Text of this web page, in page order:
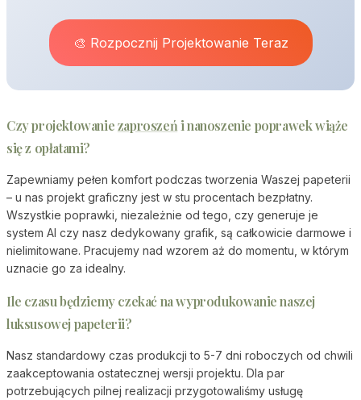
🎨 Rozpocznij Projektowanie Teraz
Czy projektowaniezaproszeńi nanoszenie poprawek wiąże
się z opłatami?
Zapewniamy pełen komfort podczas tworzenia Waszej papeterii
– u nas projekt graficzny jest w stu procentach bezpłatny.
Wszystkie poprawki, niezależnie od tego, czy generuje je
system AI czy nasz dedykowany grafik, są całkowicie darmowe i
nielimitowane. Pracujemy nad wzorem aż do momentu, w którym
uznacie go za idealny.
Ile czasu będziemy czekać na wyprodukowanie naszej
luksusowej papeterii?
Nasz standardowy czas produkcji to 5-7 dni roboczych od chwili
zaakceptowania ostatecznej wersji projektu. Dla par
potrzebujących pilnej realizacji przygotowaliśmy usługę